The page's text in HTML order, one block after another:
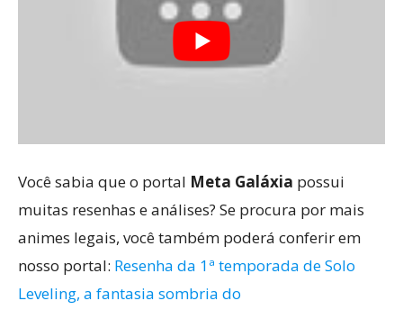
Você sabia que o portal Meta Galáxia possui
muitas resenhas e análises? Se procura por mais
animes legais, você também poderá conferir em
nosso portal: Resenha da 1ª temporada de Solo
Leveling, a fantasia sombria do